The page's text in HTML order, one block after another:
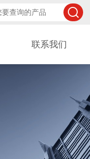
联系我们